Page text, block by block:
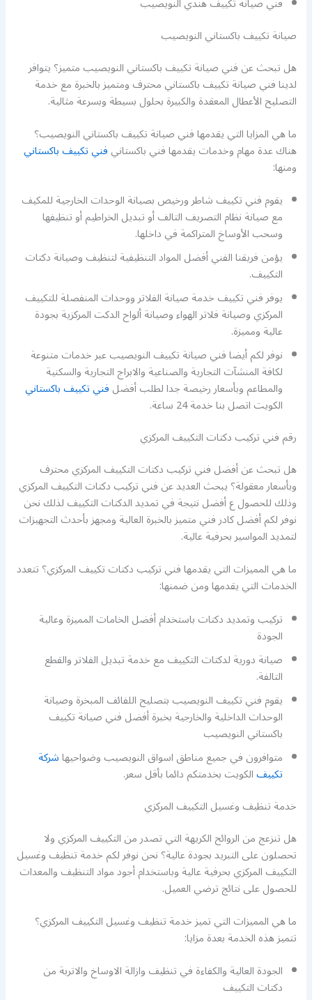
صيانة تكييف باكستاني النويصيب
هل تبحث عن فني صيانة تكييف باكستاني النويصيب متميز؟ يتوافر
لدينا فني صيانة تكييف باكستاني محترف ومتميز بالخبرة مع خدمة
التصليح الأعطال المعقدة والكبيرة بحلول بسيطة وبسرعة مثالية.
ما هي المزايا التي يقدمها فني صيانة تكييف باكستاني النويصيب؟
هناك عدة مهام وخدمات يقدمها فني باكستانيفني تكييف باكستاني
ومنها:
يقوم فني تكييف شاطر ورخيص بصيانة الوحدات الخارجية للمكيف
مع صيانة نظام التصريف التالف أو تبديل الخراطيم أو تنظيفها
وسحب الأوساخ المتراكمة في داخلها.
يؤمن فريقنا الفني أفضل المواد التنظيفية لتنظيف وصيانة دكتات
التكييف.
يوفر فني تكييف خدمة صيانة الفلاتر ووحدات المنفصلة للتكييف
المركزي وصيانة فلاتر الهواء وصيانة ألواح الدكت المركزية بجودة
عالية ومميزة.
نوفر لكم أيضا فني صيانة تكييف النويصيب عبر خدمات متنوعة
لكافة المنشآت التجارية والصناعية والابراج التجارية والسكنية
والمطاعم وبأسعار رخيصة جدا لطلب أفضلفني تكييف باكستاني
الكويت اتصل بنا خدمة 24 ساعة.
رقم فني تركيب دكتات التكييف المركزي
هل تبحث عن أفضل فني تركيب دكتات التكييف المركزي محترف
وبأسعار معقولة؟ يبحث العديد عن فني تركيب دكتات التكييف المركزي
وذلك للحصول ع أفضل نتيجة في تمديد الدكتات التكييف لذلك نحن
نوفر لكم أفضل كادر فني متميز بالخبرة العالية ومجهز بأحدث التجهيزات
لتمديد المواسير بحرفية عالية.
ما هي المميزات التي يقدمها فني تركيب دكتات تكييف المركزي؟ تتعدد
الخدمات التي يقدمها ومن ضمنها:
تركيب وتمديد دكتات باستخدام أفضل الخامات المميزة وعالية
الجودة
صيانة دورية لدكتات التكييف مع خدمة تبديل الفلاتر والقطع
التالفة.
يقوم فني تكييف النويصيب بتصليح اللفائف المبخرة وصيانة
الوحدات الداخلية والخارجية بخبرة أفضل فني صيانة تكييف
باكستاني النويصيب
متوافرون في جميع مناطق اسواق النويصيب وضواحيهاشركة
تكييفالكويت بخدمتكم دائما بأقل سعر.
خدمة تنظيف وغسيل التكييف المركزي
هل تنزعج من الروائح الكريهة التي تصدر من التكييف المركزي ولا
تحصلون على التبريد بجودة عالية؟ نحن نوفر لكم خدمة تنظيف وغسيل
التكييف المركزي بحرفية عالية وباستخدام أجود مواد التنظيف والمعدات
للحصول على نتائج ترضي العميل.
ما هي المميزات التي تميز خدمة تنظيف وغسيل التكييف المركزي؟
تتميز هذه الخدمة بعدة مزايا:
الجودة العالية والكفاءة في تنظيف وازالة الاوساخ والاتربة من
دكتات التكييف